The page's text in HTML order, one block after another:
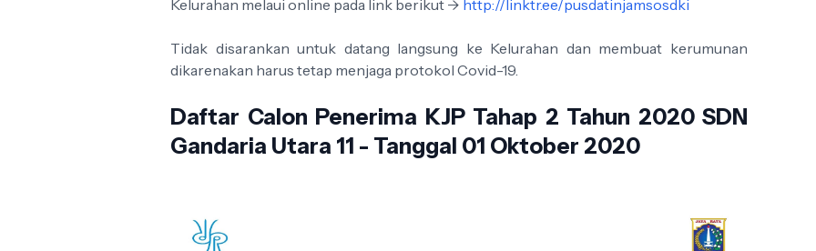
Kelurahan melaui online pada link berikut -> http://linktr.ee/pusdatinjamsosdki
Tidak disarankan untuk datang langsung ke Kelurahan dan membuat kerumunan
dikarenakan harus tetap menjaga protokol Covid-19.
Daftar Calon Penerima KJP Tahap 2 Tahun 2020 SDN
Gandaria Utara 11 - Tanggal 01 Oktober 2020